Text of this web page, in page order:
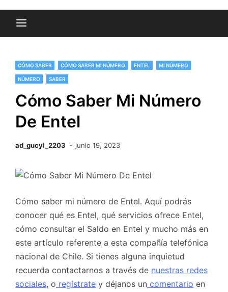
CÓMO SABER CÓMO SABER MI NÚMERO ENTEL MI NÚMERO
NÚMERO SABER
Cómo Saber Mi Número
De Entel
ad_gucyi_2203 junio 19, 2023
Cómo saber mi número de Entel. Aquí podrás
conocer qué es Entel, qué servicios ofrece Entel,
cómo consultar el Saldo en Entel y mucho más en
este artículo referente a esta compañía telefónica
nacional de Chile. Si tienes alguna inquietud
recuerda contactarnos a través de nuestras redes
sociales, o regístrate y déjanos un comentario en